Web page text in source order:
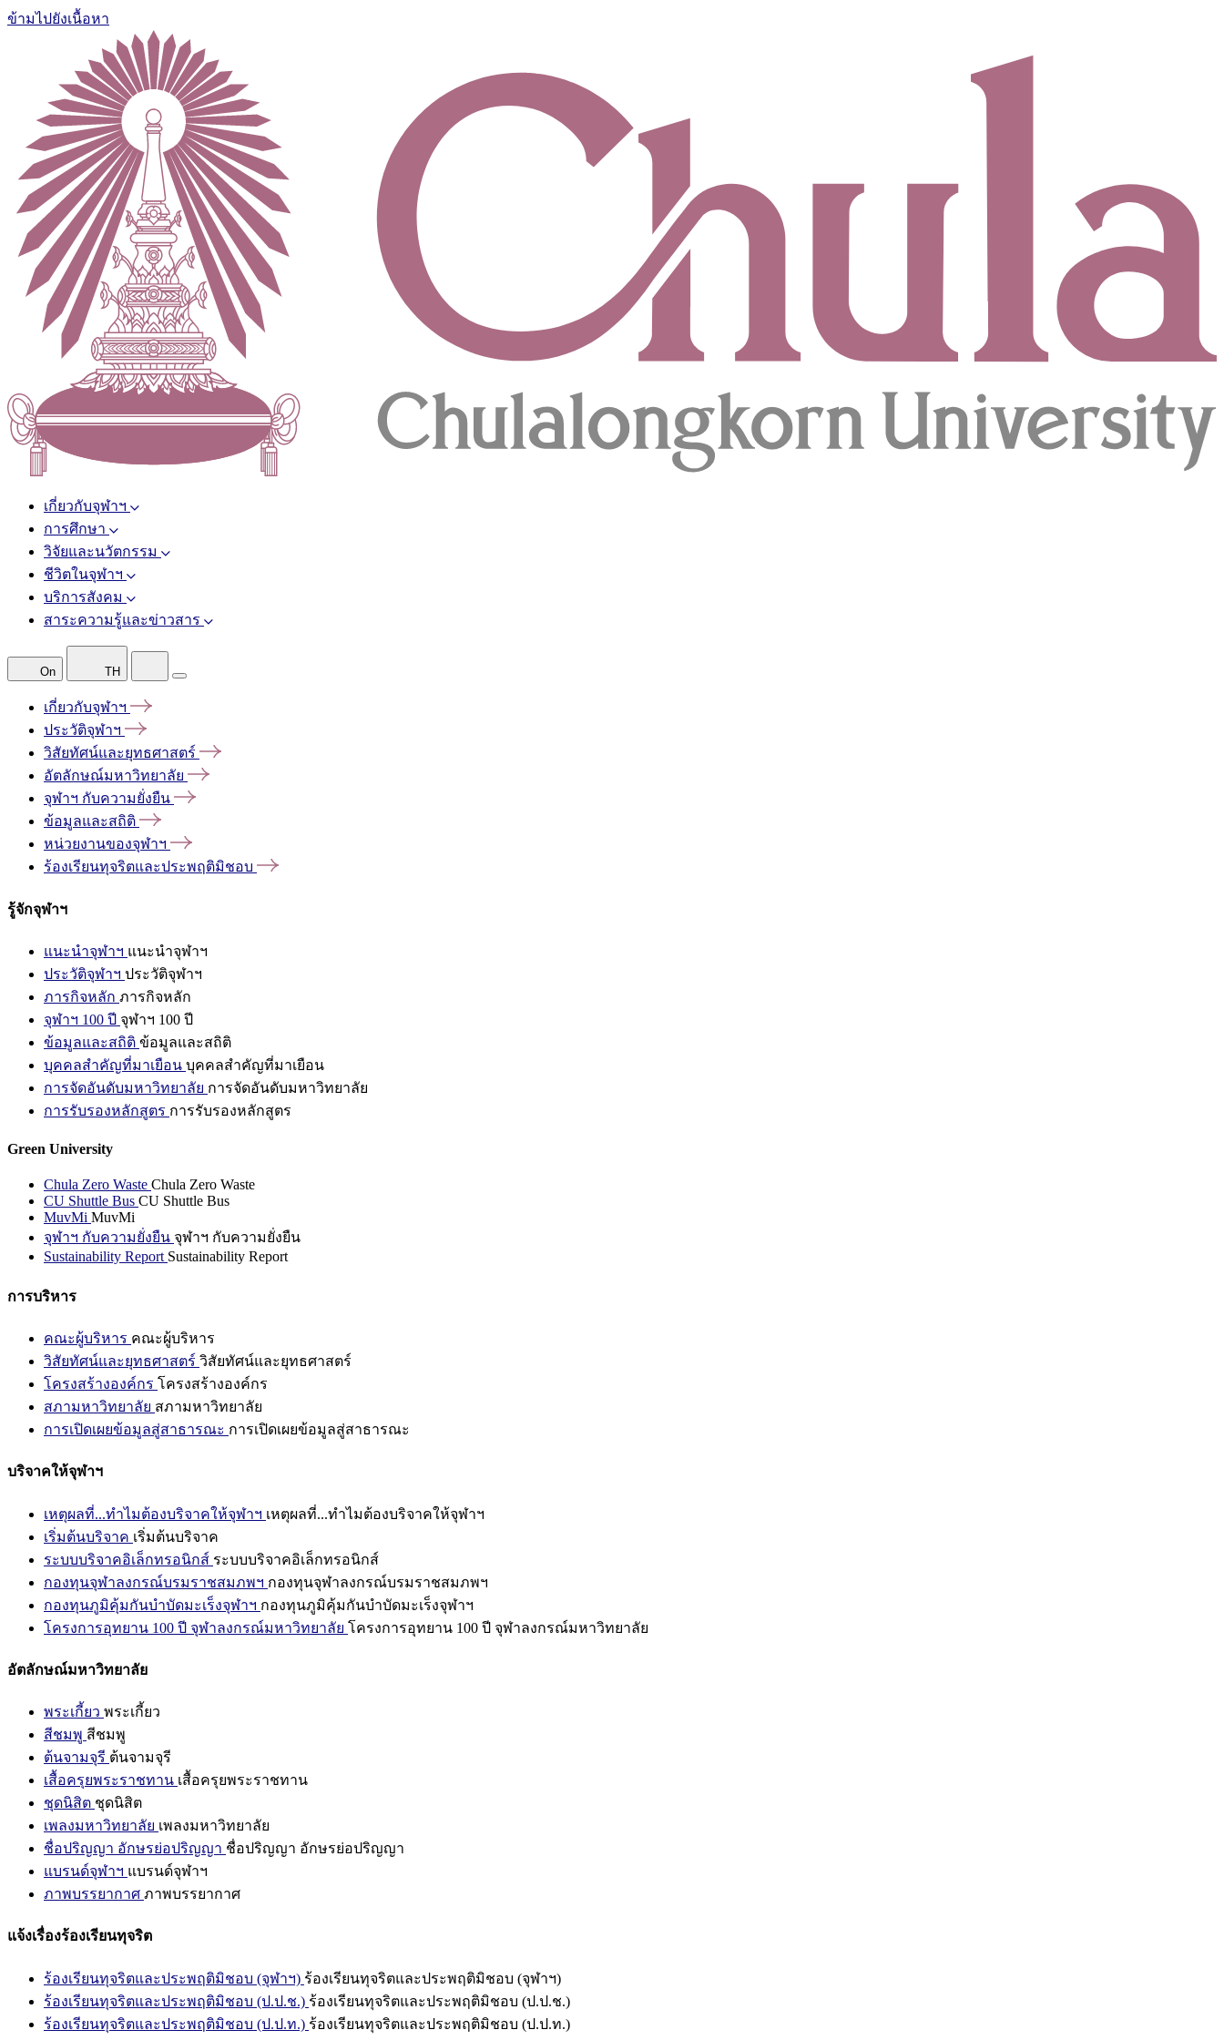
ข้ามไปยังเนื้อหา
เกี่ยวกับจุฬาฯ
การศึกษา
วิจัยและนวัตกรรม
ชีวิตในจุฬาฯ
บริการสังคม
สาระความรู้และข่าวสาร
On TH
เกี่ยวกับจุฬาฯ
ประวัติจุฬาฯ
วิสัยทัศน์และยุทธศาสตร์
อัตลักษณ์มหาวิทยาลัย
จุฬาฯ กับความยั่งยืน
ข้อมูลและสถิติ
หน่วยงานของจุฬาฯ
ร้องเรียนทุจริตและประพฤติมิชอบ
รู้จักจุฬาฯ
แนะนำจุฬาฯ แนะนำจุฬาฯ
ประวัติจุฬาฯ ประวัติจุฬาฯ
ภารกิจหลัก ภารกิจหลัก
จุฬาฯ 100 ปี จุฬาฯ 100 ปี
ข้อมูลและสถิติ ข้อมูลและสถิติ
บุคคลสำคัญที่มาเยือน บุคคลสำคัญที่มาเยือน
การจัดอันดับมหาวิทยาลัย การจัดอันดับมหาวิทยาลัย
การรับรองหลักสูตร การรับรองหลักสูตร
Green University
Chula Zero Waste Chula Zero Waste
CU Shuttle Bus CU Shuttle Bus
MuvMi MuvMi
จุฬาฯ กับความยั่งยืน จุฬาฯ กับความยั่งยืน
Sustainability Report Sustainability Report
การบริหาร
คณะผู้บริหาร คณะผู้บริหาร
วิสัยทัศน์และยุทธศาสตร์ วิสัยทัศน์และยุทธศาสตร์
โครงสร้างองค์กร โครงสร้างองค์กร
สภามหาวิทยาลัย สภามหาวิทยาลัย
การเปิดเผยข้อมูลสู่สาธารณะ การเปิดเผยข้อมูลสู่สาธารณะ
บริจาคให้จุฬาฯ
เหตุผลที่...ทำไมต้องบริจาคให้จุฬาฯ เหตุผลที่...ทำไมต้องบริจาคให้จุฬาฯ
เริ่มต้นบริจาค เริ่มต้นบริจาค
ระบบบริจาคอิเล็กทรอนิกส์ ระบบบริจาคอิเล็กทรอนิกส์
กองทุนจุฬาลงกรณ์บรมราชสมภพฯ กองทุนจุฬาลงกรณ์บรมราชสมภพฯ
กองทุนภูมิคุ้มกันบำบัดมะเร็งจุฬาฯ กองทุนภูมิคุ้มกันบำบัดมะเร็งจุฬาฯ
โครงการอุทยาน 100 ปี จุฬาลงกรณ์มหาวิทยาลัย โครงการอุทยาน 100 ปี จุฬาลงกรณ์มหาวิทยาลัย
อัตลักษณ์มหาวิทยาลัย
พระเกี้ยว พระเกี้ยว
สีชมพู สีชมพู
ต้นจามจุรี ต้นจามจุรี
เสื้อครุยพระราชทาน เสื้อครุยพระราชทาน
ชุดนิสิต ชุดนิสิต
เพลงมหาวิทยาลัย เพลงมหาวิทยาลัย
ชื่อปริญญา อักษรย่อปริญญา ชื่อปริญญา อักษรย่อปริญญา
แบรนด์จุฬาฯ แบรนด์จุฬาฯ
ภาพบรรยากาศ ภาพบรรยากาศ
แจ้งเรื่องร้องเรียนทุจริต
ร้องเรียนทุจริตและประพฤติมิชอบ (จุฬาฯ) ร้องเรียนทุจริตและประพฤติมิชอบ (จุฬาฯ)
ร้องเรียนทุจริตและประพฤติมิชอบ (ป.ป.ช.) ร้องเรียนทุจริตและประพฤติมิชอบ (ป.ป.ช.)
ร้องเรียนทุจริตและประพฤติมิชอบ (ป.ป.ท.) ร้องเรียนทุจริตและประพฤติมิชอบ (ป.ป.ท.)